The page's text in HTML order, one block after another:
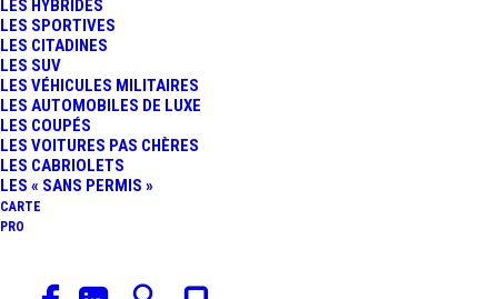
LES HYBRIDES
LES SPORTIVES
LES CITADINES
LES SUV
LES VÉHICULES MILITAIRES
LES AUTOMOBILES DE LUXE
LES COUPÉS
LES VOITURES PAS CHÈRES
LES CABRIOLETS
LES « SANS PERMIS »
CARTE
PRO